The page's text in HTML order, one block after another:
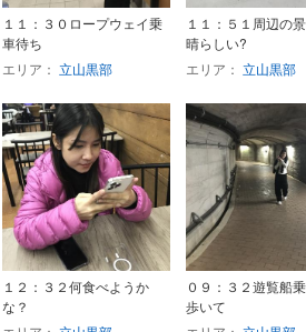
１１：３０ロープウェイ乗
車待ち
エリア： 立山黒部
１１：５１周辺の
晴らしい?
エリア： 立山黒部
１２：３２何食べようか
な？
０９：３２遊覧船
歩いて